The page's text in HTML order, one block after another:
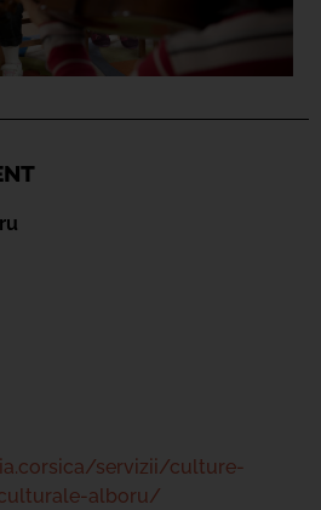
servizii/culture-
alboru/